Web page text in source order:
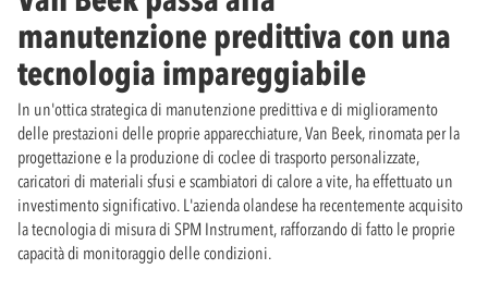
manutenzione predittiva con una
tecnologia impareggiabile
In un'ottica strategica di manutenzione predittiva e di miglioramento
delle prestazioni delle proprie apparecchiature, Van Beek, rinomata per la
progettazione e la produzione di coclee di trasporto personalizzate,
caricatori di materiali sfusi e scambiatori di calore a vite, ha effettuato un
investimento significativo. L'azienda olandese ha recentemente acquisito
la tecnologia di misura di SPM Instrument, rafforzando di fatto le proprie
capacità di monitoraggio delle condizioni.